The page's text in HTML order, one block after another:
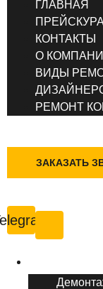
ГЛАВНАЯ
КОНТАКТЫ
О
ВИДЫ
РЕМОНТ
ЗАКАЗАТЬ